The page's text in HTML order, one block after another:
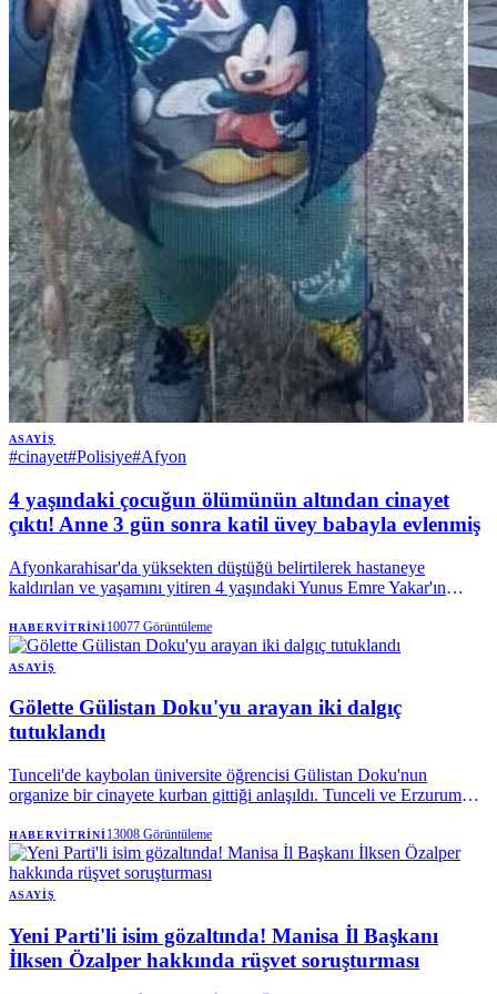
ASAYIŞ
#cinayet#Polisiye#Afyon
4 yaşındaki çocuğun ölümünün altından cinayet
çıktı! Anne 3 gün sonra katil üvey babayla evlenmiş
Afyonkarahisar'da yüksekten düştüğü belirtilerek hastaneye
kaldırılan ve yaşamını yitiren 4 yaşındaki Yunus Emre Yakar'ın
kazandı.
HABERVITRINI10077 Görüntüleme
ASAYIŞ
Gölette Gülistan Doku'yu arayan iki dalgıç
tutuklandı
Tunceli'de kaybolan üniversite öğrencisi Gülistan Doku'nun
organize bir cinayete kurban gittiği anlaşıldı. Tunceli ve Erzurum
aralarında dönemin valisi Tuncay Sonel ile eşi Handan Sonel'in de
olduğu 25 kişi tutuklandı.
HABERVITRINI13008 Görüntüleme
ASAYIŞ
Yeni Parti'li isim gözaltında! Manisa İl Başkanı
İlksen Özalper hakkında rüşvet soruşturması